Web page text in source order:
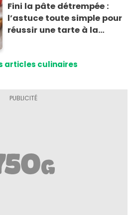
Fini la pâte détrempée :
l’astuce toute simple pour
réussir une tarte à la
articles culinaires